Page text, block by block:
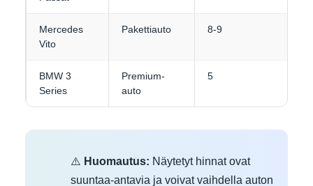
Mercedes
Vito
Pakettiauto 8-9
BMW 3
Series
Premium-
auto
5
⚠️ Huomautus: Näytetyt hinnat ovat
suuntaa-antavia ja voivat vaihdella auton